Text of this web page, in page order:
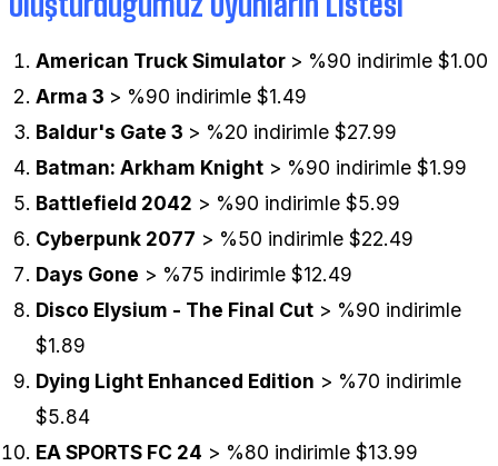
American Truck Simulator > %90 indirimle $1.00
Arma 3 > %90 indirimle $1.49
Baldur's Gate 3 > %20 indirimle $27.99
Batman: Arkham Knight > %90 indirimle $1.99
Battlefield 2042 > %90 indirimle $5.99
Cyberpunk 2077 > %50 indirimle $22.49
Days Gone > %75 indirimle $12.49
Disco Elysium - The Final Cut > %90 indirimle
$1.89
Dying Light Enhanced Edition > %70 indirimle
$5.84
EA SPORTS FC 24 > %80 indirimle $13.99